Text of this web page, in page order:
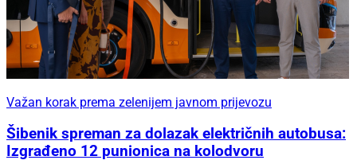
Važan korak prema zelenijem javnom prijevozu
Šibenik spreman za dolazak električnih autobusa:
Izgrađeno 12 punionica na kolodvoru